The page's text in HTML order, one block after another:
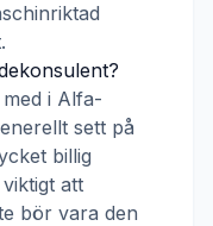
?
i Alfa-
sett på
billig
att
bör vara den